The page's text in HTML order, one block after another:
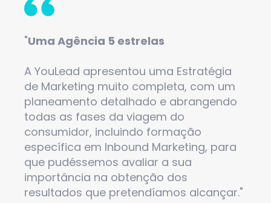
"Uma Agência 5 estrelas
A YouLead apresentou uma Estratégia
de Marketing muito completa, com um
planeamento detalhado e abrangendo
todas as fases da viagem do
consumidor, incluindo formação
específica em Inbound Marketing, para
que pudéssemos avaliar a sua
importância na obtenção dos
resultados que pretendíamos alcançar."